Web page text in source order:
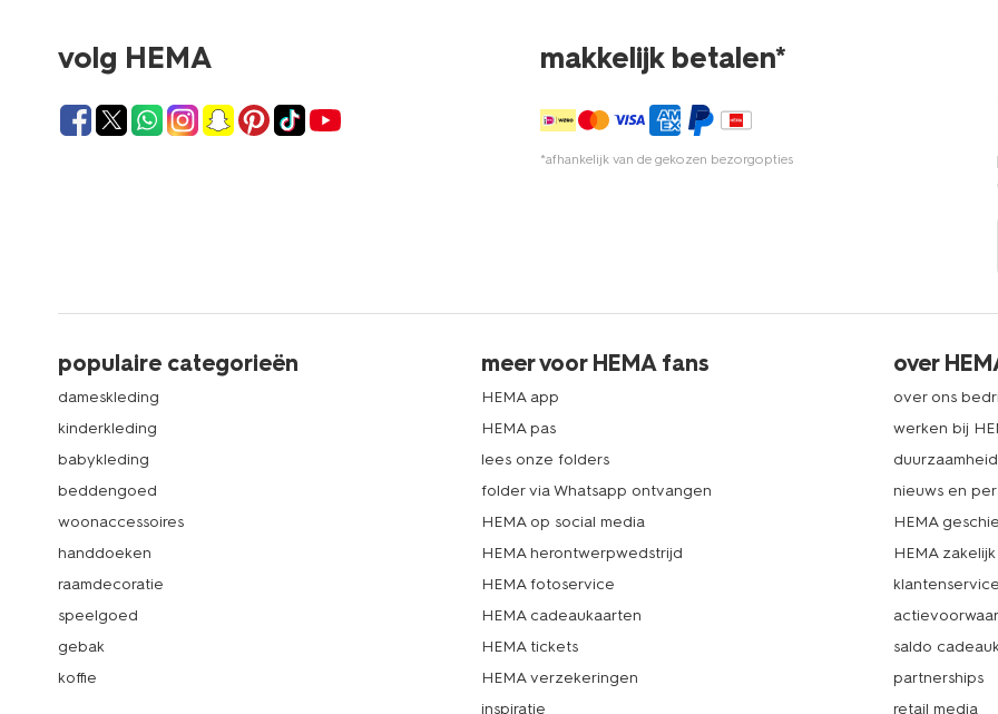
volg HEMA makkelijk betalen*
*afhankelijk van de gekozen bezorgopties
populaire categorieën
dameskleding
kinderkleding
babykleding
beddengoed
woonaccessoires
handdoeken
raamdecoratie
speelgoed
gebak
koffie
meer voor HEMA fans
HEMA app
HEMA pas
lees onze folders
folder via Whatsapp ontvangen
HEMA op social media
HEMA herontwerpwedstrijd
HEMA fotoservice
HEMA cadeaukaarten
HEMA tickets
HEMA verzekeringen
inspiratie
over
over ons
werken bij
duurzaamheid
nieuws en
HEMA
HEMA zakelijk
klantenservice
saldo
partnerships
retail media